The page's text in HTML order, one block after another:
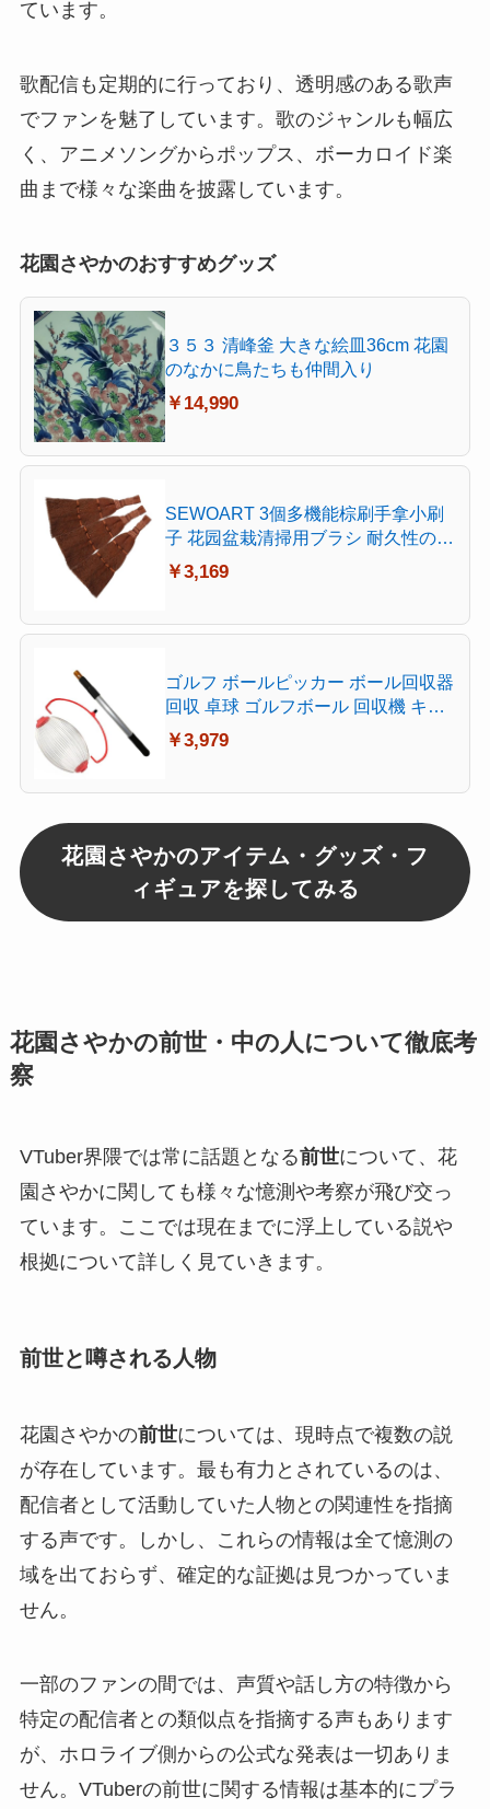
ています。
歌配信も定期的に行っており、透明感のある歌声
でファンを魅了しています。歌のジャンルも幅広
く、アニメソングからポップス、ボーカロイド楽
曲まで様々な楽曲を披露しています。
花園さやかのおすすめグッズ
３５３ 清峰釜 大きな絵皿36cm 花園
のなかに鳥たちも仲間入り
￥14,990
SEWOART 3個多機能棕刷手拿小刷
子 花园盆栽清掃用ブラシ 耐久性のあ
る棕毛
￥3,169
ゴルフ ボールピッカー ボール回収器
回収 卓球 ゴルフボール 回収機 キャ
ッチャー ボール拾い 球 ガーデン 栗
収穫 ハンドル付 dar-tamahiroi
￥3,979
花園さやかのアイテム・グッズ・フ
ィギュアを探してみる
花園さやかの前世・中の人について徹底考
察
VTuber界隈では常に話題となる前世について、花
園さやかに関しても様々な憶測や考察が飛び交っ
ています。ここでは現在までに浮上している説や
根拠について詳しく見ていきます。
前世と噂される人物
花園さやかの前世については、現時点で複数の説
が存在しています。最も有力とされているのは、
配信者として活動していた人物との関連性を指摘
する声です。しかし、これらの情報は全て憶測の
域を出ておらず、確定的な証拠は見つかっていま
せん。
一部のファンの間では、声質や話し方の特徴から
特定の配信者との類似点を指摘する声もあります
が、ホロライブ側からの公式な発表は一切ありま
せん。VTuberの前世に関する情報は基本的にプラ